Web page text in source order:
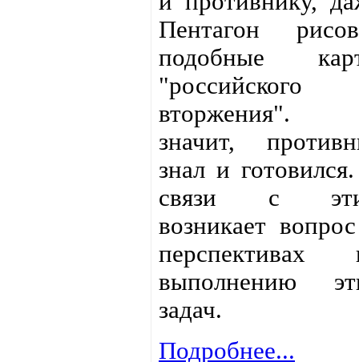
Пентагон
подобные
"российского
вторжения".
значит,
знал и
связи с
возникает
перспективах
выполнению
задач.
Подробнее...